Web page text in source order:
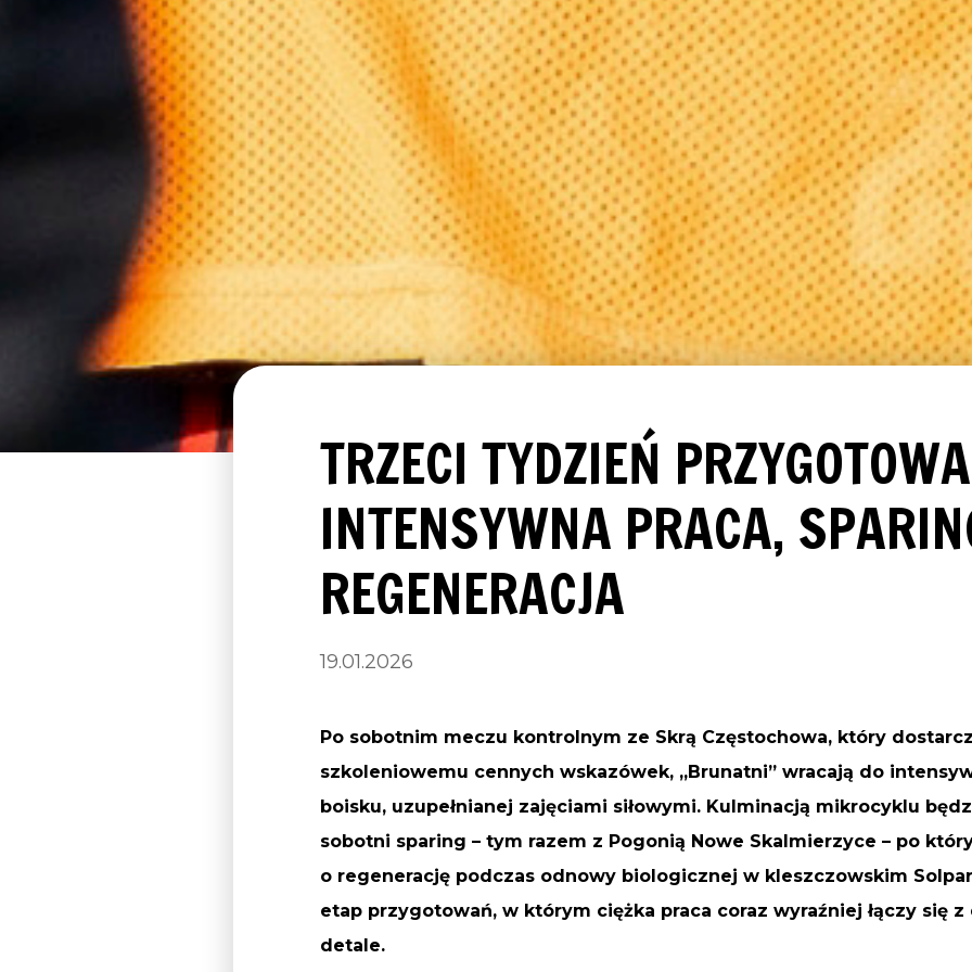
TRZECI TYDZIEŃ
INTENSYWNA PRACA,
REGENERACJA
19.01.2026
Po sobotnim meczu kontrolnym ze Skrą Częstochowa, który
szkoleniowemu cennych wskazówek, „Brunatni” wracają do
boisku, uzupełnianej zajęciami siłowymi. Kulminacją mikrocyklu
sobotni sparing – tym razem z Pogonią Nowe Skalmierzyce – po
o regenerację podczas odnowy biologicznej w kleszczowskim
etap przygotowań, w którym ciężka praca coraz wyraźniej łączy się z
detale.